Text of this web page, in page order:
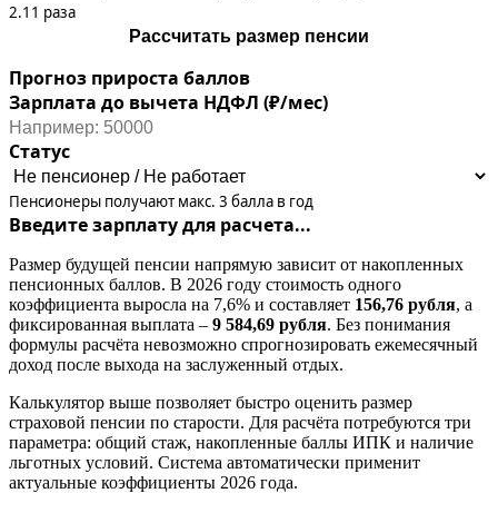
2.11 раза
Рассчитать размер пенсии
Прогноз прироста баллов
Зарплата до вычета НДФЛ (₽/мес)
Статус
Пенсионеры получают макс. 3 балла в год
Введите зарплату для расчета...
Размер будущей пенсии напрямую зависит от накопленных
пенсионных баллов. В 2026 году стоимость одного
коэффициента выросла на 7,6% и составляет 156,76 рубля, а
фиксированная выплата – 9 584,69 рубля. Без понимания
формулы расчёта невозможно спрогнозировать ежемесячный
доход после выхода на заслуженный отдых.
Калькулятор выше позволяет быстро оценить размер
страховой пенсии по старости. Для расчёта потребуются три
параметра: общий стаж, накопленные баллы ИПК и наличие
льготных условий. Система автоматически применит
актуальные коэффициенты 2026 года.